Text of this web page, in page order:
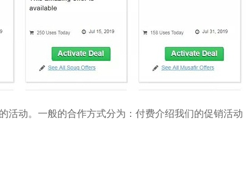
动。一般的合作方式分为：付费介绍我们的促销活动